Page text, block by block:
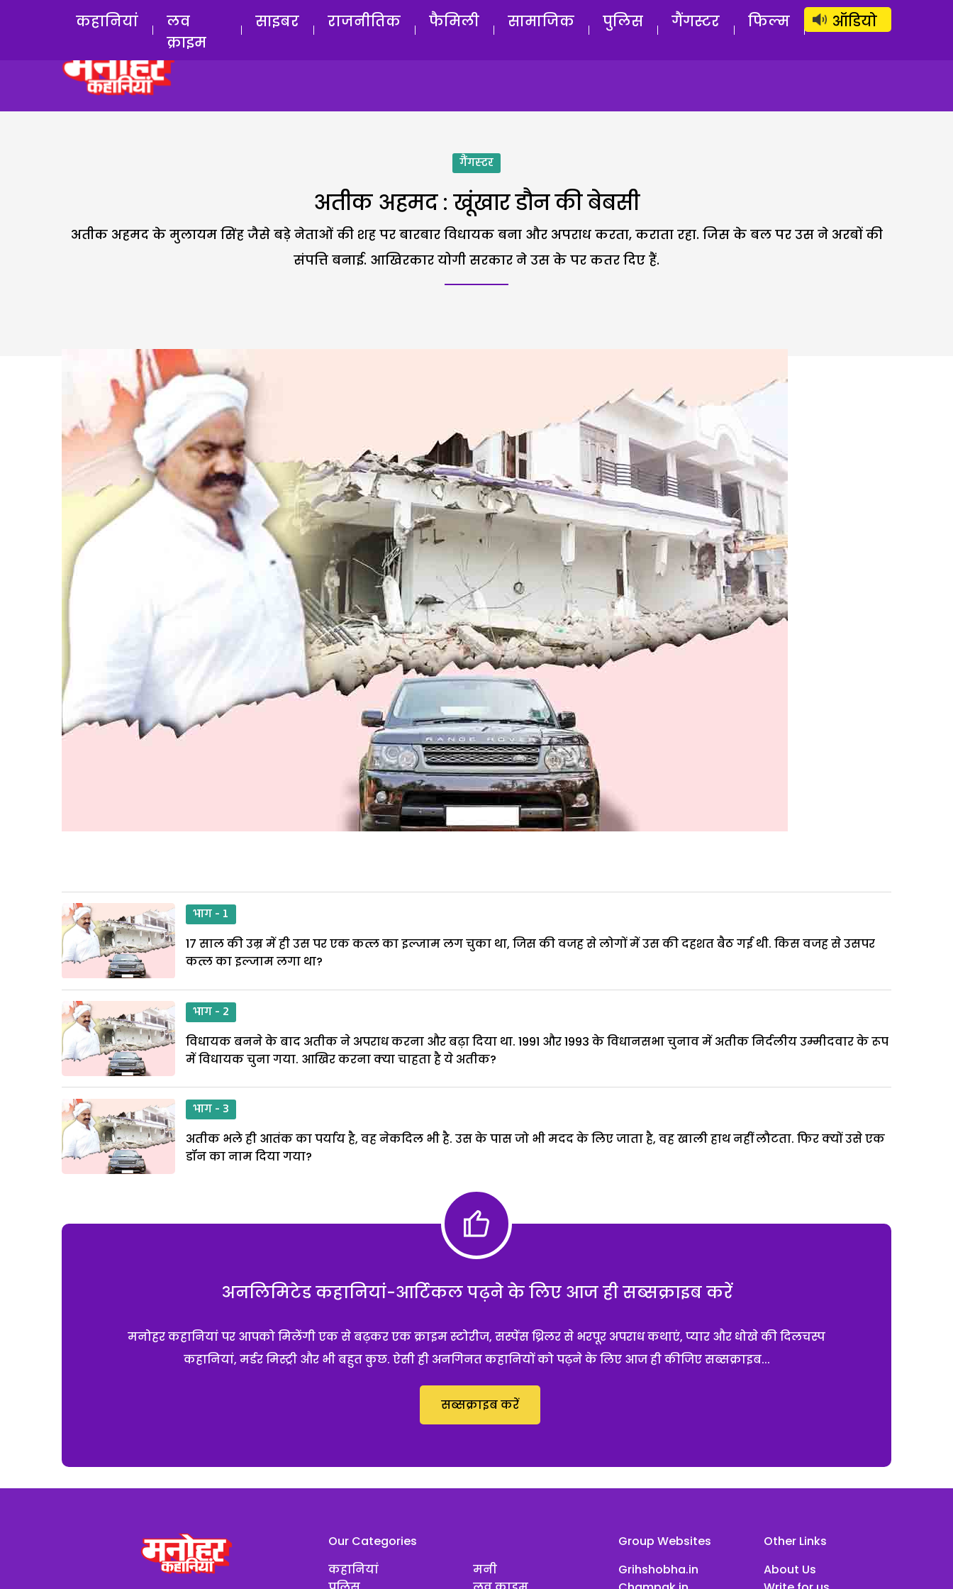
लॉग इन सब्सक्राइब करें
कहानियां
लव
क्राइम
साइबर राजनीतिक फैमिली सामाजिक पुलिस गैंगस्टर फिल्म ऑडियो
गैंगस्टर
अतीक अहमद : खूंखार डौन की बेबसी
अतीक अहमद के मुलायम सिंह जैसे बड़े नेताओं की शह पर बारबार विधायक बना और अपराध करता, कराता रहा. जिस के बल पर उस ने अरबों की
संपत्ति बनाई. आखिरकार योगी सरकार ने उस के पर कतर दिए हैं.
भाग - 1
17 साल की उम्र में ही उस पर एक कत्ल का इल्जाम लग चुका था, जिस की वजह से लोगों में उस की दहशत बैठ गई थी. किस वजह से उसपर
कत्ल का इल्जाम लगा था?
भाग - 2
विधायक बनने के बाद अतीक ने अपराध करना और बढ़ा दिया था. 1991 और 1993 के विधानसभा चुनाव में अतीक निर्दलीय उम्मीदवार के रूप
में विधायक चुना गया. आखिर करना क्या चाहता है ये अतीक?
भाग - 3
अतीक भले ही आतंक का पर्याय है, वह नेकदिल भी है. उस के पास जो भी मदद के लिए जाता है, वह खाली हाथ नहीं लौटता. फिर क्यों उसे एक
डॉन का नाम दिया गया?
अनलिमिटेड कहानियां-आर्टिकल पढ़ने के लिए आज ही सब्सक्राइब करें
मनोहर कहानियां पर आपको मिलेंगी एक से बढ़कर एक क्राइम स्टोरीज, सस्पेंस थ्रिलर से भरपूर अपराध कथाएं, प्यार और धोखे की दिलचस्प
कहानियां, मर्डर मिस्ट्री और भी बहुत कुछ. ऐसी ही अनगिनत कहानियों को पढ़ने के लिए आज ही कीजिए सब्सक्राइब...
सब्सक्राइब करें
Our Categories
कहानियां
मनी
Group Websites
Grihshobha.in
Other Links
About Us